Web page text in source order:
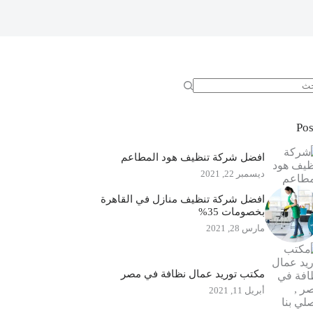
افضل شركة تنظيف هود المطاعم
ديسمبر 22, 2021
افضل شركة تنظيف منازل في القاهرة
بخصومات 35%
مارس 28, 2021
مكتب توريد عمال نظافة في مصر
أبريل 11, 2021